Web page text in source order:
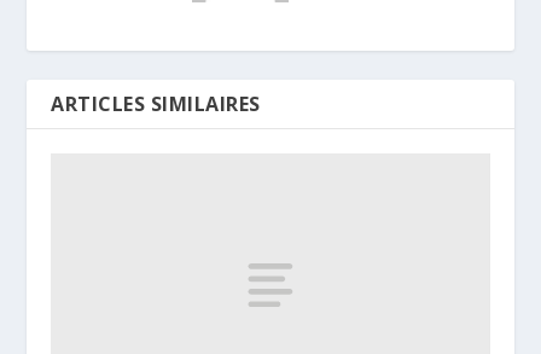
ARTICLES SIMILAIRES